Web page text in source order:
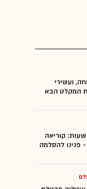
ועשירי
המקלט הבא
שלוש זירות ב־48 שעות: קוריאה
פנינו להסלמה